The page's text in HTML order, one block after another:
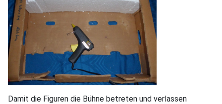
Damit die Figuren die Bühne betreten und verlassen